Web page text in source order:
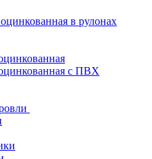
в рулонах
с ПВХ